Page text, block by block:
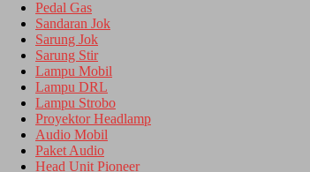
Pedal Gas
Sandaran Jok
Sarung Jok
Sarung Stir
Lampu Mobil
Lampu DRL
Lampu Strobo
Proyektor Headlamp
Audio Mobil
Paket Audio
Head Unit Pioneer